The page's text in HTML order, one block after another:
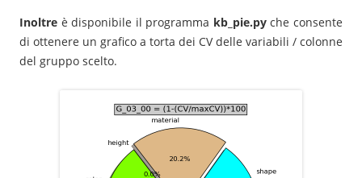
Inoltre è disponibile il programma kb_pie.pyche consente
di ottenere un grafico a torta dei CV delle variabili / colonne
del gruppo scelto.